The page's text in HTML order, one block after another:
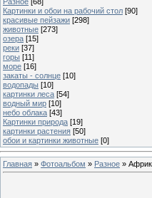
Картинки и обои на рабочий стол [90]
красивые пейзажи [298]
животные [273]
озера [15]
реки [37]
горы [11]
море [16]
закаты - солнце [10]
водопады [10]
картинки леса [54]
водный мир [10]
небо облака [43]
Картинки природа [19]
картинки растения [50]
обои и картинки животные [0]
Главная » Фотоальбом » Разное »